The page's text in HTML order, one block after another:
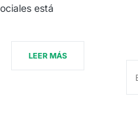
está
LEER MÁS